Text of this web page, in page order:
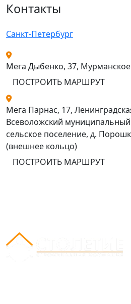
Контакты
Санкт-Петербург
Мега Дыбенко, 37,
ПОСТРОИТЬ МАРШРУТ
Мега Парнас, 17,
Всеволожский
сельское поселение, д.
(внешнее кольцо)
ПОСТРОИТЬ МАРШРУТ